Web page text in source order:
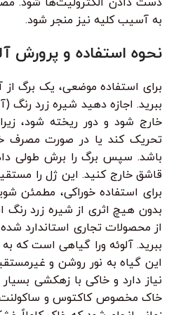
به آسیب کلیه نیز منجر شود.
نحوه استفاده و پرورش
برای استفاده موضعی، یک برگ از
ببرید. اجازه دهید شیره زرد رنگ
خارج شود و دور ریخته شود،
تحریک کند یا در صورت مصرف
باشد. سپس برگ را برش طولی
قاشق خارج کنید. این ژل را
برای استفاده خوراکی، مطمئن
بدون هیچ اثری از شیره زرد رنگ
از محصولات تجاری استاندارد
ببرید. آلوئه ورا گیاهی است که
نیاز دارد و خاکی با زهکشی
خاک مخصوص کاکتوس و